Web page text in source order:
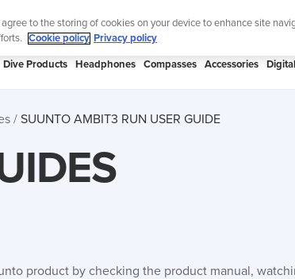
The ultimate
Dive Products Headphones Compasses Accessories
SUUNTO AMBIT3 RUN USER GUIDE
product by checking the product manual,
agree to the storing of cookies on your device to enhance site
Cookie policy Privacy policy